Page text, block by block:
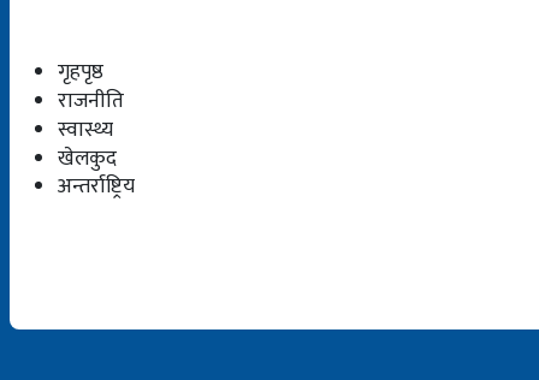
गृहपृष्ठ
राजनीति
स्वास्थ्य
खेलकुद
अन्तर्राष्ट्रिय